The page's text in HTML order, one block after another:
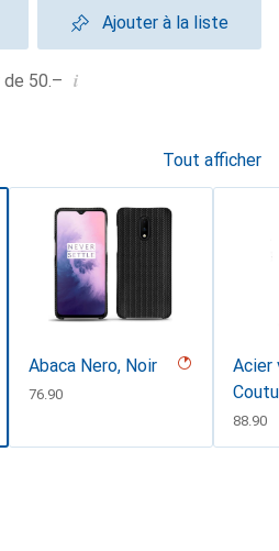
Ajouter à la liste
de 50.– i
Tout afficher
Abaca Nero, Noir
CHF
76.90
Acier
CHF
88.90